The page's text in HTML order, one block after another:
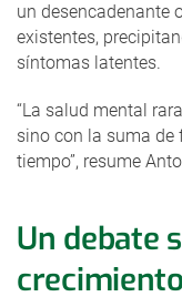
un desencadenante
existentes,
síntomas latentes.
“La salud mental
sino con la suma de
tiempo”, resume
Un debate
crecimiento